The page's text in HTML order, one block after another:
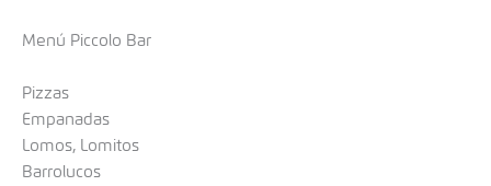
Menú Piccolo Bar
Pizzas
Empanadas
Lomos, Lomitos
Barrolucos